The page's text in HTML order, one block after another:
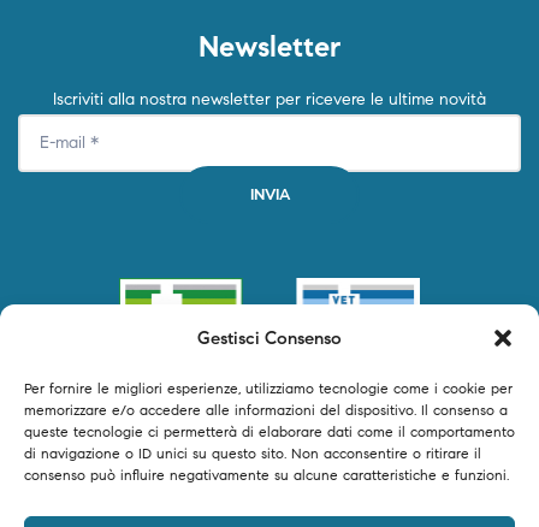
Gestisci Consenso
Per fornire le migliori esperienze, utilizziamo tecnologie come i cookie per
memorizzare e/o accedere alle informazioni del dispositivo. Il consenso a
queste tecnologie ci permetterà di elaborare dati come il comportamento
di navigazione o ID unici su questo sito. Non acconsentire o ritirare il
consenso può influire negativamente su alcune caratteristiche e funzioni.
Newsletter
Iscriviti alla nostra newsletter per ricevere le ultime novità